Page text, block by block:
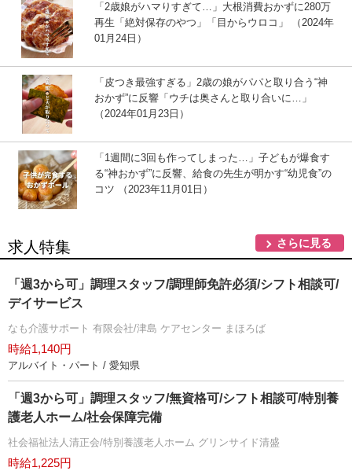
「2歳娘がハマりすぎて…」大根消費おかずに280万
再生「絶対保存のやつ」「目からウロコ」 （2024年
01月24日）
「皮つき最強すぎる」2歳の娘がパパと取り合う“神
おかず”に反響「ウチは奥さんと取り合いに…」
（2024年01月23日）
「1週間に3回も作ってしまった…」子どもが爆食す
る“神おかず”に反響、給食の先生が明かす“幼児食”の
コツ （2023年11月01日）
求人特集 さらに見る
「週3から可」調理スタッフ/調理師免許必須/シフト相談可/
デイサービス
なも介護サポート 有限会社/津島 ケアセンター まほろば
時給1,140円
アルバイト・パート / 愛知県
「週3から可」調理スタッフ/無資格可/シフト相談可/特別養
護老人ホーム/社会保障完備
社会福祉法人清正会/特別養護老人ホーム グリンサイド清盛
時給1,225円